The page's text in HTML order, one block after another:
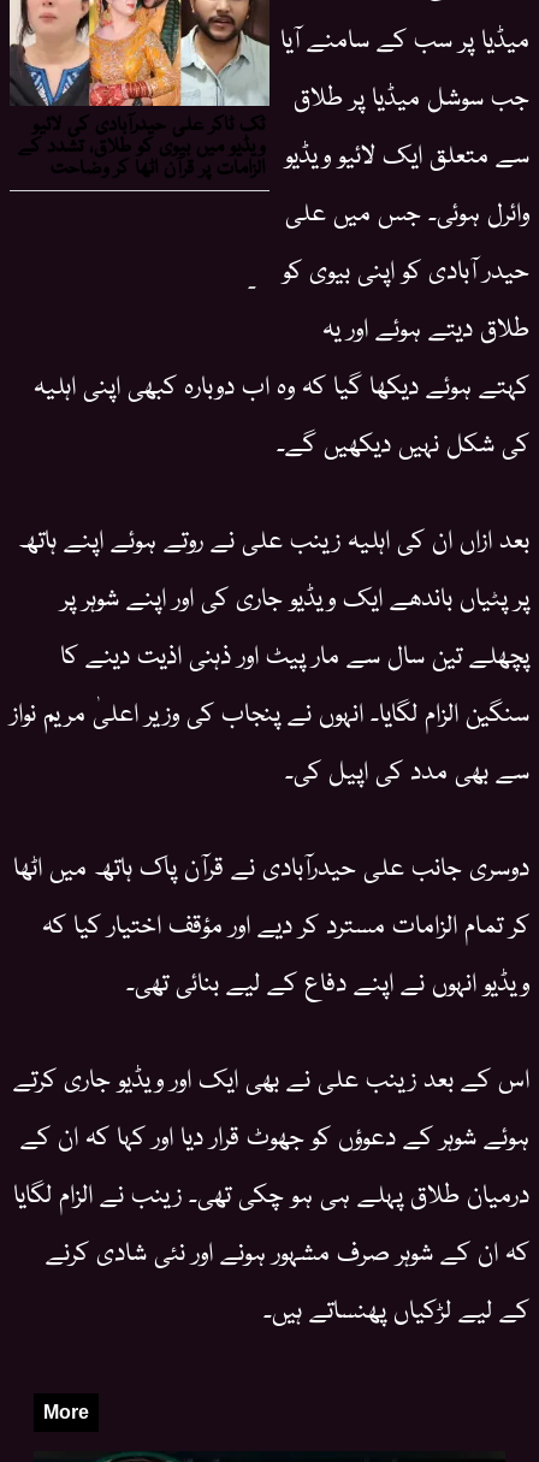
۔
میڈیا پر سب کے سامنے آیا
جب سوشل میڈیا پر طلاق
سے متعلق ایک لائیو ویڈیو
وائرل ہوئی۔ جس میں علی
حیدر آبادی کو اپنی بیوی کو
طلاق دیتے ہوئے اور یہ
کہتے ہوئے دیکھا گیا کہ وہ اب دوبارہ کبھی اپنی اہلیہ
کی شکل نہیں دیکھیں گے۔
بعد ازاں ان کی اہلیہ زینب علی نے روتے ہوئے اپنے ہاتھ
پر پٹیاں باندھے ایک ویڈیو جاری کی اور اپنے شوہر پر
پچھلے تین سال سے مار پیٹ اور ذہنی اذیت دینے کا
سنگین الزام لگایا۔ انہوں نے پنجاب کی وزیر اعلیٰ مریم نواز
سے بھی مدد کی اپیل کی۔
دوسری جانب علی حیدرآبادی نے قرآن پاک ہاتھ میں اٹھا
کر تمام الزامات مسترد کر دیے اور مؤقف اختیار کیا کہ
ویڈیو انہوں نے اپنے دفاع کے لیے بنائی تھی۔
اس کے بعد زینب علی نے بھی ایک اور ویڈیو جاری کرتے
ہوئے شوہر کے دعوؤں کو جھوٹ قرار دیا اور کہا کہ ان کے
درمیان طلاق پہلے ہی ہو چکی تھی۔ زینب نے الزام لگایا
کہ ان کے شوہر صرف مشہور ہونے اور نئی شادی کرنے
کے لیے لڑکیاں پھنساتے ہیں۔
More